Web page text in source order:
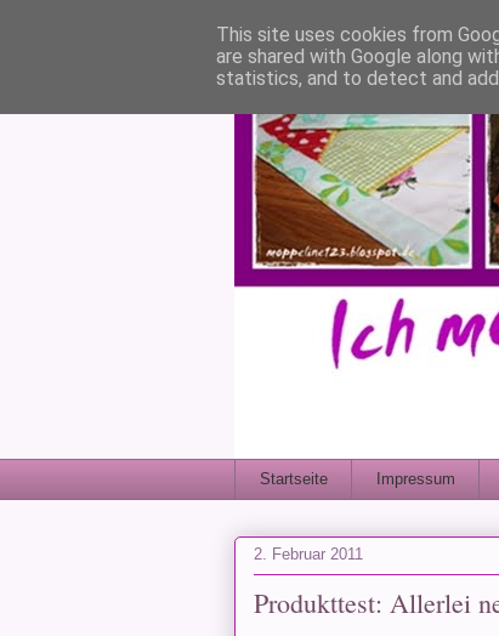
Startseite Impressum
2. Februar 2011
Produkttest: Allerlei
This site uses cookies from
are shared with Google along
statistics, and to detect and